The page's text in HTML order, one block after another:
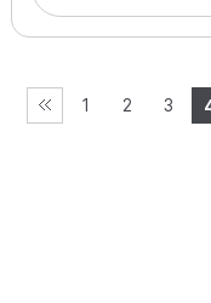
1 2 3